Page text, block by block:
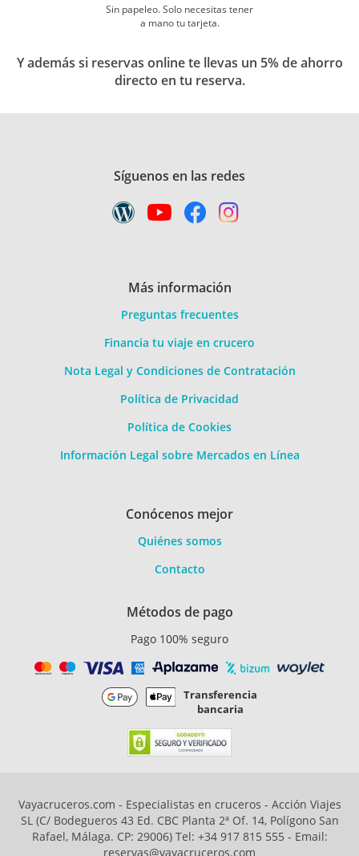
Sin papeleo. Solo necesitas tener
a mano tu tarjeta.
Y además si reservas online te llevas un 5% de ahorro
directo en tu reserva.
Síguenos en las redes
Más información
Preguntas frecuentes
Financia tu viaje en crucero
Nota Legal y Condiciones de Contratación
Política de Privacidad
Política de Cookies
Información Legal sobre Mercados en Línea
Conócenos mejor
Quiénes somos
Contacto
Métodos de pago
Pago 100% seguro
Transferencia
bancaria
Vayacruceros.com - Especialistas en cruceros - Acción Viajes
SL (C/ Bodegueros 43 Ed. CBC Planta 2ª Of. 14, Polígono San
Rafael, Málaga. CP: 29006) Tel: +34 917 815 555 - Email:
reservas@vayacruceros.com